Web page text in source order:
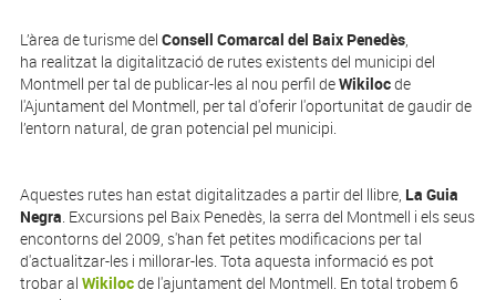
L’àrea de turisme del Consell Comarcal del Baix Penedès,
ha realitzat la digitalització de rutes existents del municipi del
Montmell per tal de publicar-les al nou perfil deWikilocde
l'Ajuntament del Montmell, per tal d'oferir l'oportunitat de gaudir de
l’entorn natural, de gran potencial pel municipi.
Aquestes rutes han estat digitalitzades a partir del llibre, La Guia
Negra. Excursions pel Baix Penedès, la serra del Montmell i els seus
encontorns del 2009, s'han fet petites modificacions per tal
d'actualitzar-les i millorar-les. Tota aquesta informació es pot
trobar al Wikilocde l'ajuntament del Montmell. En total trobem 6